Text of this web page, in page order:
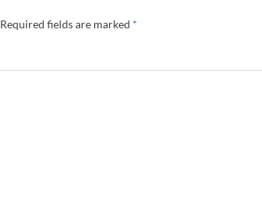
Required fields are marked *